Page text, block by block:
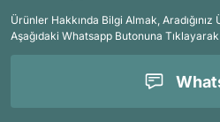
Ürünler Hakkında Bilgi Almak,
Aşağıdaki Whatsapp Butonuna